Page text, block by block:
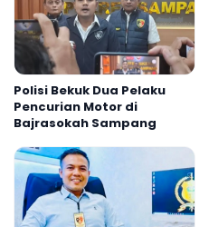
Polisi Bekuk Dua Pelaku
Pencurian Motor di
Bajrasokah Sampang